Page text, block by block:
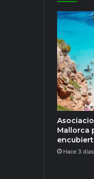
Mallorca
Hace 3 días